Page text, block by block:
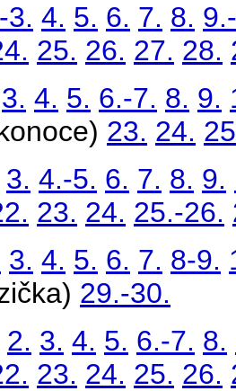
3. 4. 5. 6. 7. 8.
25. 26. 27. 28.
3. 4. 5. 6.-7. 8. 9.
23. 24.
3. 4.-5. 6. 7. 8. 9.
23. 24. 25.-26.
3. 4. 5. 6. 7. 8-9.
29.-30.
2. 3. 4. 5. 6.-7. 8.
23. 24. 25. 26.